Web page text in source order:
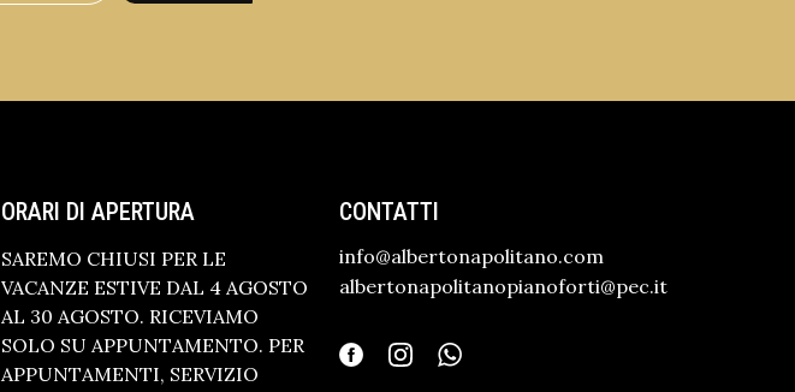
ORARI DI APERTURA
SAREMO CHIUSI PER LE
VACANZE ESTIVE DAL 4 AGOSTO
AL 30 AGOSTO. RICEVIAMO
SOLO SU APPUNTAMENTO. PER
APPUNTAMENTI, SERVIZIO
CONTATTI
info@albertonapolitano.com
albertonapolitanopianoforti@pec.it